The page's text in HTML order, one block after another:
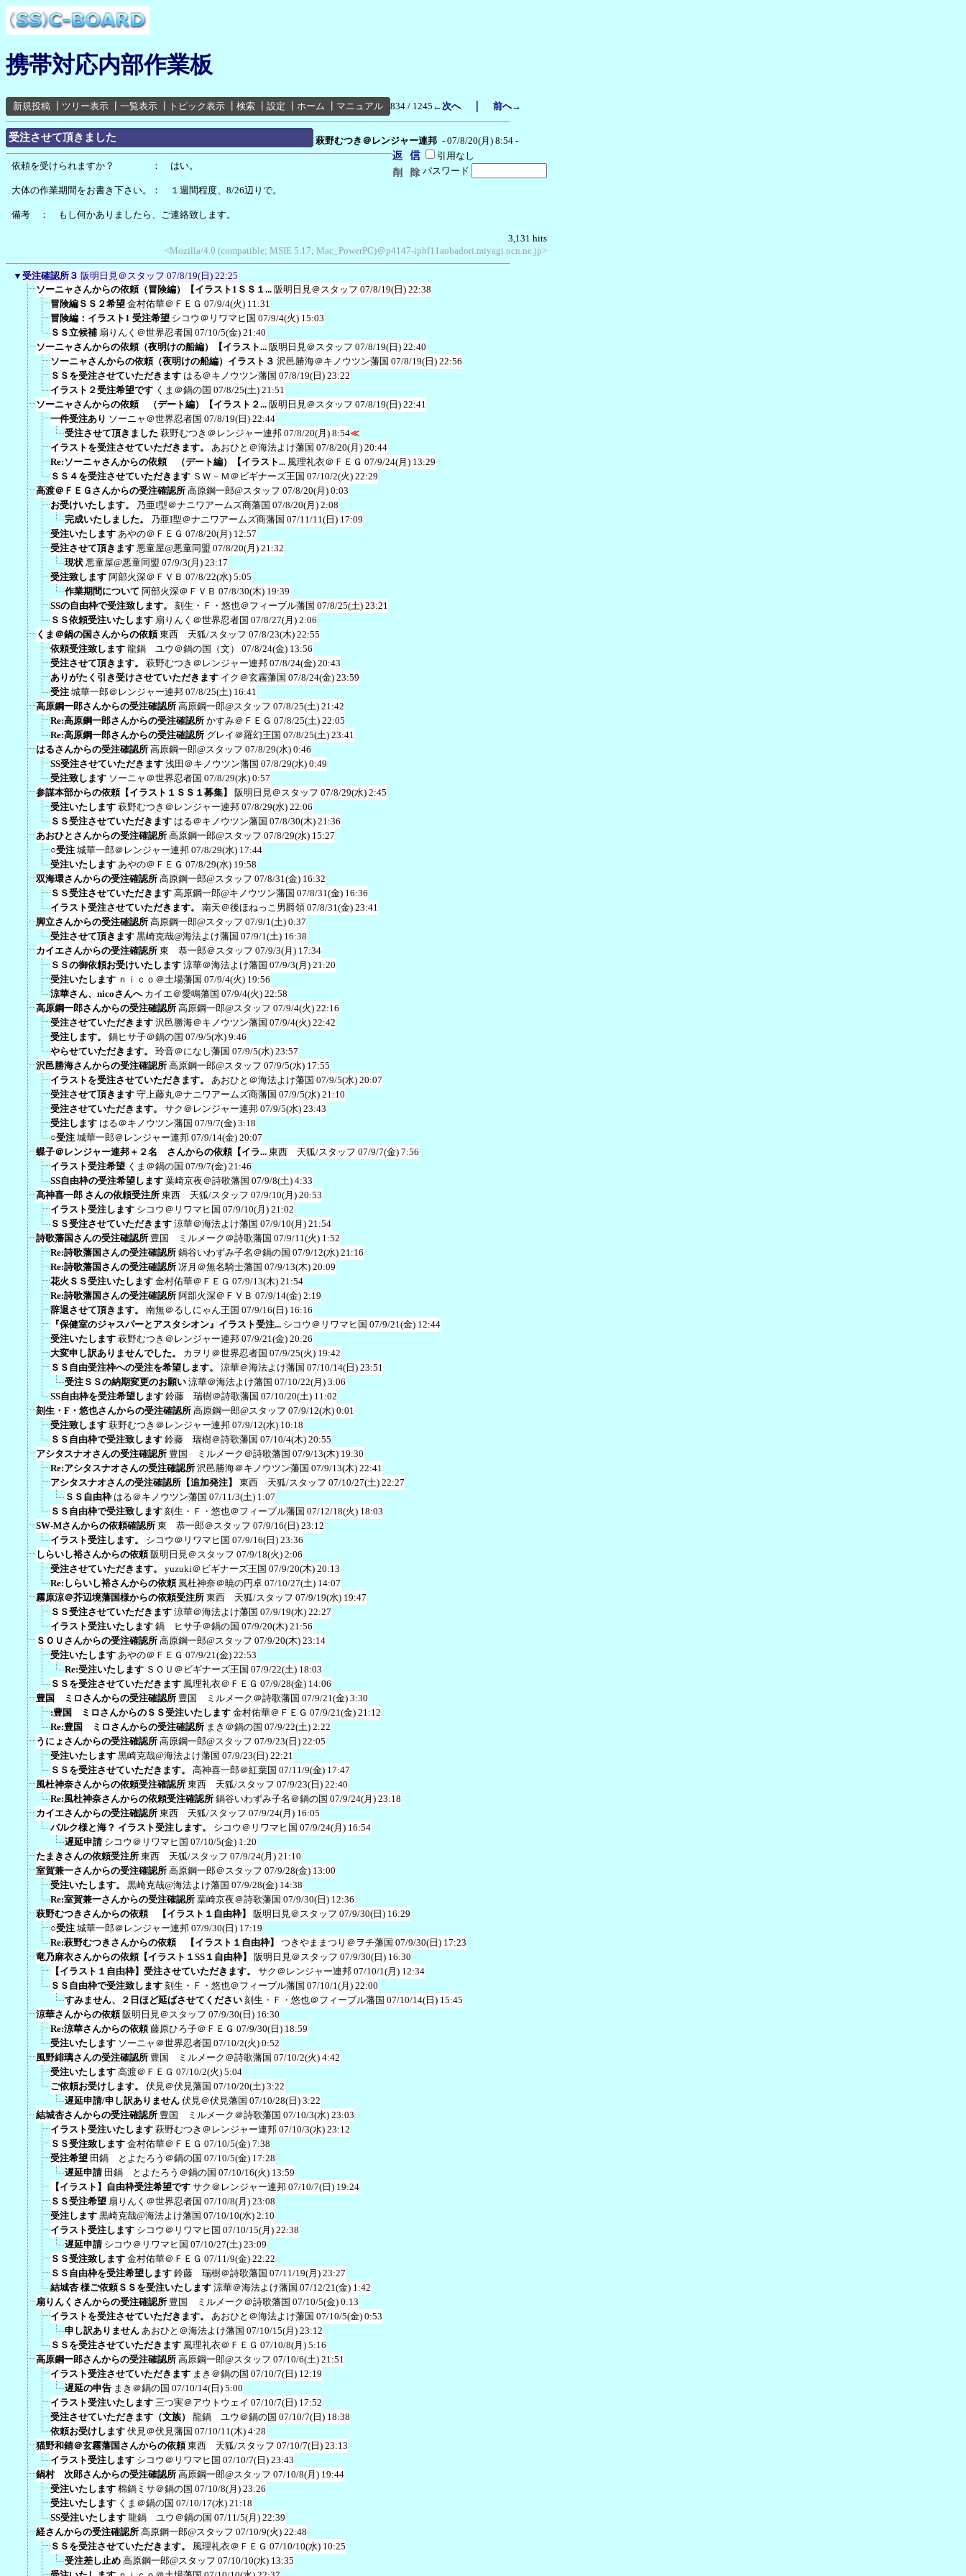
携帯対応内部作業板
新規投稿 ツリー表示 一覧表示 トピック表示 検索 設定 ホーム マニュアル 834 / 1245 ←次へ｜ 前へ→
受注させて頂きました 萩野むつき＠レンジャー連邦 - 07/8/20(月) 8:54 -
引用なし
パスワード
依頼を受けられますか？ ： はい。
大体の作業期間をお書き下さい。： １週間程度、8/26辺りで。
備考 ： もし何かありましたら、ご連絡致します。
3,131 hits
<Mozilla/4.0 (compatible; MSIE 5.17; Mac_PowerPC)＠p4147-ipbf11aobadori.miyagi.ocn.ne.jp>
▼ 受注確認所３ 阪明日見＠スタッフ 07/8/19(日) 22:25
ソーニャさんからの依頼（冒険編）【イラスト1ＳＳ１... 阪明日見＠スタッフ 07/8/19(日) 22:38
冒険編ＳＳ２希望 金村佑華＠ＦＥＧ 07/9/4(火) 11:31
冒険編：イラスト1 受注希望 シコウ＠リワマヒ国 07/9/4(火) 15:03
ＳＳ立候補 扇りんく＠世界忍者国 07/10/5(金) 21:40
ソーニャさんからの依頼（夜明けの船編）【イラスト... 阪明日見＠スタッフ 07/8/19(日) 22:40
ソーニャさんからの依頼（夜明けの船編）イラスト３ 沢邑勝海＠キノウツン藩国 07/8/19(日) 22:56
ＳＳを受注させていただきます はる＠キノウツン藩国 07/8/19(日) 23:22
イラスト２受注希望です くま＠鍋の国 07/8/25(土) 21:51
ソーニャさんからの依頼 （デート編）【イラスト２... 阪明日見＠スタッフ 07/8/19(日) 22:41
一件受注あり ソーニャ＠世界忍者国 07/8/19(日) 22:44
受注させて頂きました 萩野むつき＠レンジャー連邦 07/8/20(月) 8:54≪
イラストを受注させていただきます。
あおひと＠海法よけ藩国 07/8/20(月) 20:44
Re:ソーニャさんからの依頼 （デート編）【イラスト... 風理礼衣＠ＦＥＧ 07/9/24(月) 13:29
ＳＳ４を受注させていただきます ＳＷ－Ｍ＠ビギナーズ王国 07/10/2(火) 22:29
高渡＠ＦＥＧさんからの受注確認所 高原鋼一郎@スタッフ 07/8/20(月) 0:03
お受けいたします。
乃亜I型＠ナニワアームズ商藩国 07/8/20(月) 2:08
完成いたしました。
乃亜I型＠ナニワアームズ商藩国 07/11/11(日) 17:09
受注いたします あやの＠ＦＥＧ 07/8/20(月) 12:57
受注させて頂きます 悪童屋@悪童同盟 07/8/20(月) 21:32
現状 悪童屋@悪童同盟 07/9/3(月) 23:17
受注致します 阿部火深＠ＦＶＢ 07/8/22(水) 5:05
作業期間について 阿部火深＠ＦＶＢ 07/8/30(木) 19:39
SSの自由枠で受注致します。
刻生・Ｆ・悠也＠フィーブル藩国 07/8/25(土) 23:21
ＳＳ依頼受注いたします 扇りんく＠世界忍者国 07/8/27(月) 2:06
くま＠鍋の国さんからの依頼 東西 天狐/スタッフ 07/8/23(木) 22:55
依頼受注致します 龍鍋 ユウ＠鍋の国（文）
07/8/24(金) 13:56
受注させて頂きます。
萩野むつき＠レンジャー連邦 07/8/24(金) 20:43
ありがたく引き受けさせていただきます イク＠玄霧藩国 07/8/24(金) 23:59
受注 城華一郎＠レンジャー連邦 07/8/25(土) 16:41
高原鋼一郎さんからの受注確認所 高原鋼一郎@スタッフ 07/8/25(土) 21:42
Re:高原鋼一郎さんからの受注確認所 かすみ＠ＦＥＧ 07/8/25(土) 22:05
Re:高原鋼一郎さんからの受注確認所 グレイ＠羅幻王国 07/8/25(土) 23:41
はるさんからの受注確認所 高原鋼一郎@スタッフ 07/8/29(水) 0:46
SS受注させていただきます 浅田＠キノウツン藩国 07/8/29(水) 0:49
受注致します ソーニャ＠世界忍者国 07/8/29(水) 0:57
参謀本部からの依頼【イラスト１ＳＳ１募集】
阪明日見＠スタッフ 07/8/29(水) 2:45
受注いたします 萩野むつき＠レンジャー連邦 07/8/29(水) 22:06
ＳＳ受注させていただきます はる＠キノウツン藩国 07/8/30(木) 21:36
あおひとさんからの受注確認所 高原鋼一郎@スタッフ 07/8/29(水) 15:27
○受注 城華一郎＠レンジャー連邦 07/8/29(水) 17:44
受注いたします あやの＠ＦＥＧ 07/8/29(水) 19:58
双海環さんからの受注確認所 高原鋼一郎@スタッフ 07/8/31(金) 16:32
ＳＳ受注させていただきます 高原鋼一郎@キノウツン藩国 07/8/31(金) 16:36
イラスト受注させていただきます。
南天＠後ほねっこ男爵領 07/8/31(金) 23:41
脚立さんからの受注確認所 高原鋼一郎@スタッフ 07/9/1(土) 0:37
受注させて頂きます 黒崎克哉@海法よけ藩国 07/9/1(土) 16:38
カイエさんからの受注確認所 東 恭一郎＠スタッフ 07/9/3(月) 17:34
ＳＳの御依頼お受けいたします 涼華＠海法よけ藩国 07/9/3(月) 21:20
受注いたします ｎｉｃｏ＠土場藩国 07/9/4(火) 19:56
涼華さん、nicoさんへ カイエ＠愛鳴藩国 07/9/4(火) 22:58
高原鋼一郎さんからの受注確認所 高原鋼一郎@スタッフ 07/9/4(火) 22:16
受注させていただきます 沢邑勝海＠キノウツン藩国 07/9/4(火) 22:42
受注します。
鍋ヒサ子＠鍋の国 07/9/5(水) 9:46
やらせていただきます。
玲音＠になし藩国 07/9/5(水) 23:57
沢邑勝海さんからの受注確認所 高原鋼一郎@スタッフ 07/9/5(水) 17:55
イラストを受注させていただきます。
あおひと＠海法よけ藩国 07/9/5(水) 20:07
受注させて頂きます 守上藤丸＠ナニワアームズ商藩国 07/9/5(水) 21:10
受注させていただきます。
サク＠レンジャー連邦 07/9/5(水) 23:43
受注します はる＠キノウツン藩国 07/9/7(金) 3:18
○受注 城華一郎＠レンジャー連邦 07/9/14(金) 20:07
蝶子＠レンジャー連邦＋２名 さんからの依頼【イラ... 東西 天狐/スタッフ 07/9/7(金) 7:56
イラスト受注希望 くま＠鍋の国 07/9/7(金) 21:46
SS自由枠の受注希望します 葉崎京夜＠詩歌藩国 07/9/8(土) 4:33
高神喜一郎 さんの依頼受注所 東西 天狐/スタッフ 07/9/10(月) 20:53
イラスト受注します シコウ＠リワマヒ国 07/9/10(月) 21:02
ＳＳ受注させていただきます 涼華＠海法よけ藩国 07/9/10(月) 21:54
詩歌藩国さんの受注確認所 豊国 ミルメーク＠詩歌藩国 07/9/11(火) 1:52
Re:詩歌藩国さんの受注確認所 鍋谷いわずみ子名＠鍋の国 07/9/12(水) 21:16
Re:詩歌藩国さんの受注確認所 冴月＠無名騎士藩国 07/9/13(木) 20:09
花火ＳＳ受注いたします 金村佑華＠ＦＥＧ 07/9/13(木) 21:54
Re:詩歌藩国さんの受注確認所 阿部火深＠ＦＶＢ 07/9/14(金) 2:19
辞退させて頂きます。
南無＠るしにゃん王国 07/9/16(日) 16:16
『保健室のジャスパーとアスタシオン』イラスト受注... シコウ＠リワマヒ国 07/9/21(金) 12:44
受注いたします 萩野むつき＠レンジャー連邦 07/9/21(金) 20:26
大変申し訳ありませんでした。
カヲリ＠世界忍者国 07/9/25(火) 19:42
ＳＳ自由受注枠への受注を希望します。
涼華＠海法よけ藩国 07/10/14(日) 23:51
受注ＳＳの納期変更のお願い 涼華＠海法よけ藩国 07/10/22(月) 3:06
SS自由枠を受注希望します 鈴藤 瑞樹＠詩歌藩国 07/10/20(土) 11:02
刻生・F・悠也さんからの受注確認所 高原鋼一郎@スタッフ 07/9/12(水) 0:01
受注致します 萩野むつき＠レンジャー連邦 07/9/12(水) 10:18
ＳＳ自由枠で受注致します 鈴藤 瑞樹＠詩歌藩国 07/10/4(木) 20:55
アシタスナオさんの受注確認所 豊国 ミルメーク＠詩歌藩国 07/9/13(木) 19:30
Re:アシタスナオさんの受注確認所 沢邑勝海＠キノウツン藩国 07/9/13(木) 22:41
アシタスナオさんの受注確認所【追加発注】
東西 天狐/スタッフ 07/10/27(土) 22:27
ＳＳ自由枠 はる＠キノウツン藩国 07/11/3(土) 1:07
ＳＳ自由枠で受注致します 刻生・Ｆ・悠也＠フィーブル藩国 07/12/18(火) 18:03
SW-Mさんからの依頼確認所 東 恭一郎＠スタッフ 07/9/16(日) 23:12
イラスト受注します。
シコウ＠リワマヒ国 07/9/16(日) 23:36
しらいし裕さんからの依頼 阪明日見＠スタッフ 07/9/18(火) 2:06
受注させていただきます。
yuzuki＠ビギナーズ王国 07/9/20(木) 20:13
Re:しらいし裕さんからの依頼 風杜神奈＠暁の円卓 07/10/27(土) 14:07
霧原涼＠芥辺境藩国様からの依頼受注所 東西 天狐/スタッフ 07/9/19(水) 19:47
ＳＳ受注させていただきます 涼華＠海法よけ藩国 07/9/19(水) 22:27
イラスト受注いたします 鍋 ヒサ子＠鍋の国 07/9/20(木) 21:56
ＳＯＵさんからの受注確認所 高原鋼一郎@スタッフ 07/9/20(木) 23:14
受注いたします あやの＠ＦＥＧ 07/9/21(金) 22:53
Re:受注いたします ＳＯＵ＠ビギナーズ王国 07/9/22(土) 18:03
ＳＳを受注させていただきます 風理礼衣＠ＦＥＧ 07/9/28(金) 14:06
豊国 ミロさんからの受注確認所 豊国 ミルメーク＠詩歌藩国 07/9/21(金) 3:30
:豊国 ミロさんからのＳＳ受注いたします 金村佑華＠ＦＥＧ 07/9/21(金) 21:12
Re:豊国 ミロさんからの受注確認所 まき＠鍋の国 07/9/22(土) 2:22
うにょさんからの受注確認所 高原鋼一郎@スタッフ 07/9/23(日) 22:05
受注いたします 黒崎克哉@海法よけ藩国 07/9/23(日) 22:21
ＳＳを受注させていただきます。
高神喜一郎＠紅葉国 07/11/9(金) 17:47
風杜神奈さんからの依頼受注確認所 東西 天狐/スタッフ 07/9/23(日) 22:40
Re:風杜神奈さんからの依頼受注確認所 鍋谷いわずみ子名＠鍋の国 07/9/24(月) 23:18
カイエさんからの受注確認所 東西 天狐/スタッフ 07/9/24(月) 16:05
バルク様と海？ イラスト受注します。
シコウ＠リワマヒ国 07/9/24(月) 16:54
遅延申請 シコウ＠リワマヒ国 07/10/5(金) 1:20
たまきさんの依頼受注所 東西 天狐/スタッフ 07/9/24(月) 21:10
室賀兼一さんからの受注確認所 高原鋼一郎＠スタッフ 07/9/28(金) 13:00
受注いたします。
黒崎克哉@海法よけ藩国 07/9/28(金) 14:38
Re:室賀兼一さんからの受注確認所 葉崎京夜＠詩歌藩国 07/9/30(日) 12:36
萩野むつきさんからの依頼 【イラスト１自由枠】
阪明日見＠スタッフ 07/9/30(日) 16:29
○受注 城華一郎＠レンジャー連邦 07/9/30(日) 17:19
Re:萩野むつきさんからの依頼 【イラスト１自由枠】
つきやままつり＠ヲチ藩国 07/9/30(日) 17:23
竜乃麻衣さんからの依頼【イラスト１SS１自由枠】
阪明日見＠スタッフ 07/9/30(日) 16:30
【イラスト１自由枠】受注させていただきます。
サク＠レンジャー連邦 07/10/1(月) 12:34
ＳＳ自由枠で受注致します 刻生・Ｆ・悠也＠フィーブル藩国 07/10/1(月) 22:00
すみません、２日ほど延ばさせてください 刻生・Ｆ・悠也＠フィーブル藩国 07/10/14(日) 15:45
涼華さんからの依頼 阪明日見＠スタッフ 07/9/30(日) 16:30
Re:涼華さんからの依頼 藤原ひろ子＠ＦＥＧ 07/9/30(日) 18:59
受注いたします ソーニャ＠世界忍者国 07/10/2(火) 0:52
風野緋璃さんの受注確認所 豊国 ミルメーク＠詩歌藩国 07/10/2(火) 4:42
受注いたします 高渡＠ＦＥＧ 07/10/2(火) 5:04
ご依頼お受けします。
伏見＠伏見藩国 07/10/20(土) 3:22
遅延申請/申し訳ありません 伏見＠伏見藩国 07/10/28(日) 3:22
結城杏さんからの受注確認所 豊国 ミルメーク＠詩歌藩国 07/10/3(水) 23:03
イラスト受注いたします 萩野むつき＠レンジャー連邦 07/10/3(水) 23:12
ＳＳ受注致します 金村佑華＠ＦＥＧ 07/10/5(金) 7:38
受注希望 田鍋 とよたろう＠鍋の国 07/10/5(金) 17:28
遅延申請 田鍋 とよたろう＠鍋の国 07/10/16(火) 13:59
【イラスト】自由枠受注希望です サク＠レンジャー連邦 07/10/7(日) 19:24
ＳＳ受注希望 扇りんく＠世界忍者国 07/10/8(月) 23:08
受注します 黒崎克哉@海法よけ藩国 07/10/10(水) 2:10
イラスト受注します シコウ＠リワマヒ国 07/10/15(月) 22:38
遅延申請 シコウ＠リワマヒ国 07/10/27(土) 23:09
ＳＳ受注致します 金村佑華＠ＦＥＧ 07/11/9(金) 22:22
ＳＳ自由枠を受注希望します 鈴藤 瑞樹＠詩歌藩国 07/11/19(月) 23:27
結城杏 様ご依頼ＳＳを受注いたします 涼華＠海法よけ藩国 07/12/21(金) 1:42
扇りんくさんからの受注確認所 豊国 ミルメーク＠詩歌藩国 07/10/5(金) 0:13
イラストを受注させていただきます。
あおひと＠海法よけ藩国 07/10/5(金) 0:53
申し訳ありません あおひと＠海法よけ藩国 07/10/15(月) 23:12
ＳＳを受注させていただきます 風理礼衣＠ＦＥＧ 07/10/8(月) 5:16
高原鋼一郎さんからの受注確認所 高原鋼一郎@スタッフ 07/10/6(土) 21:51
イラスト受注させていただきます まき＠鍋の国 07/10/7(日) 12:19
遅延の申告 まき＠鍋の国 07/10/14(日) 5:00
イラスト受注いたします 三つ実＠アウトウェイ 07/10/7(日) 17:52
受注させていただきます（文族）
龍鍋 ユウ＠鍋の国 07/10/7(日) 18:38
依頼お受けします 伏見＠伏見藩国 07/10/11(木) 4:28
猫野和錆＠玄霧藩国さんからの依頼 東西 天狐/スタッフ 07/10/7(日) 23:13
イラスト受注します シコウ＠リワマヒ国 07/10/7(日) 23:43
鍋村 次郎さんからの受注確認所 高原鋼一郎@スタッフ 07/10/8(月) 19:44
受注いたします 棉鍋ミサ＠鍋の国 07/10/8(月) 23:26
受注いたします くま＠鍋の国 07/10/17(水) 21:18
SS受注いたします 龍鍋 ユウ＠鍋の国 07/11/5(月) 22:39
経さんからの受注確認所 高原鋼一郎@スタッフ 07/10/9(火) 22:48
ＳＳを受注させていただきます。
風理礼衣＠ＦＥＧ 07/10/10(水) 10:25
受注差し止め 高原鋼一郎@スタッフ 07/10/10(水) 13:35